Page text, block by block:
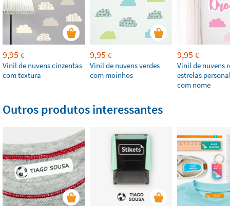
9,95 €
Vinil de nuvens cinzentas
com textura
9,95 €
Vinil de nuvens verdes
com moinhos
9,95 €
Vinil de nuvens
estrelas
com nome
Outros produtos interessantes